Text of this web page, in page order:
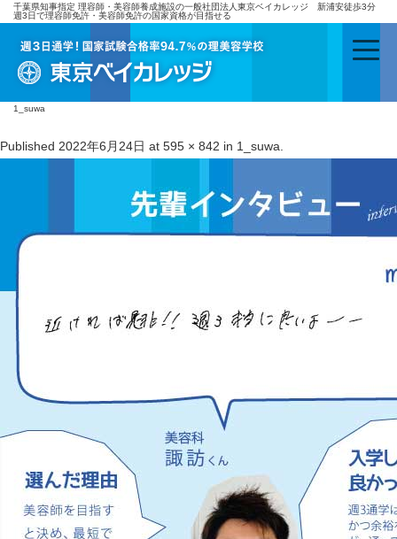
千葉県知事指定 理容師・美容師養成施設の一般社団法人東京ベイカレッジ 新浦安徒歩3分
週3日で理容師免許・美容師免許の国家資格が目指せる
1_suwa
Published 2022年6月24日 at 595 × 842 in 1_suwa